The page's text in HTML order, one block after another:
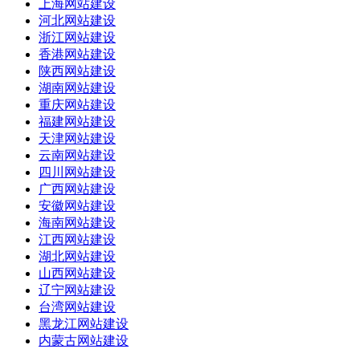
上海网站建设
河北网站建设
浙江网站建设
香港网站建设
陕西网站建设
湖南网站建设
重庆网站建设
福建网站建设
天津网站建设
云南网站建设
四川网站建设
广西网站建设
安徽网站建设
海南网站建设
江西网站建设
湖北网站建设
山西网站建设
辽宁网站建设
台湾网站建设
黑龙江网站建设
内蒙古网站建设